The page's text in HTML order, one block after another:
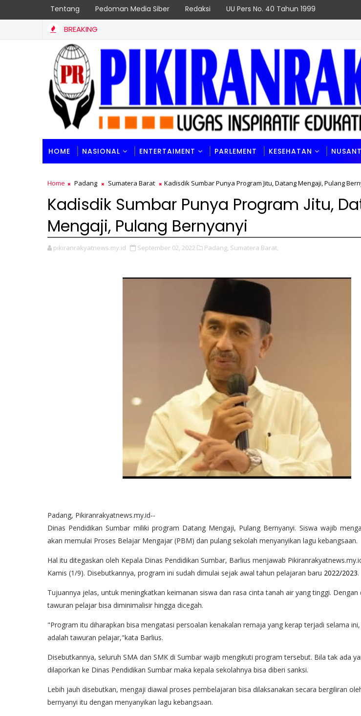
Tentang Pedoman Media Siber Redaksi UU Pers No. 40 Tahun 1999
BREAKING
HOME NASIONAL ENTERTAIMENT PARLEMENT KESEHATAN
Home Padang Sumatera Barat Kadisdik Sumbar Punya Program Jitu, Datang Mengaji, Pulang
Kadisdik Sumbar Punya Program Jitu,
Mengaji, Pulang Bernyanyi
pikiranrakyatnews.my.id September 02, 2022 Padang, Sumatera Barat,
Padang, Pikiranrakyatnews.my.id--
Dinas Pendidikan Sumbar miliki program Datang Mengaji, Pulang Bernyanyi. Siswa wajib
akan memulai Proses Belajar Mengajar (PBM) dan pulang sekolah menyanyikan lagu kebangsaan.
Hal itu ditegaskan oleh Kepala Dinas Pendidikan Sumbar, Barlius menjawab
Kamis (1/9). Disebutkannya, program ini sudah dimulai sejak awal tahun pelajaran baru 2022/2023.
Tujuannya jelas, untuk meningkatkan keimanan siswa dan rasa cinta tanah air yang tinggi. Dengan
tawuran pelajar bisa diminimalisir hingga dicegah.
"Program itu diharapkan bisa mengatasi persoalan kenakalan remaja yang kerap terjadi selama
adalah tawuran pelajar,"kata Barlius.
Disebutkannya, seluruh SMA dan SMK di Sumbar wajib mengikuti program tersebut. Bila tak ada
dilaporkan ke Dinas Pendidikan Sumbar maka kepala sekolahnya bisa diberi sanksi.
Lebih jauh disebutkan, mengaji diawal proses pembelajaran bisa dilaksanakan secara bergiliran
bernyanyi itu dengan menyanyikan lagu kebangsaan.